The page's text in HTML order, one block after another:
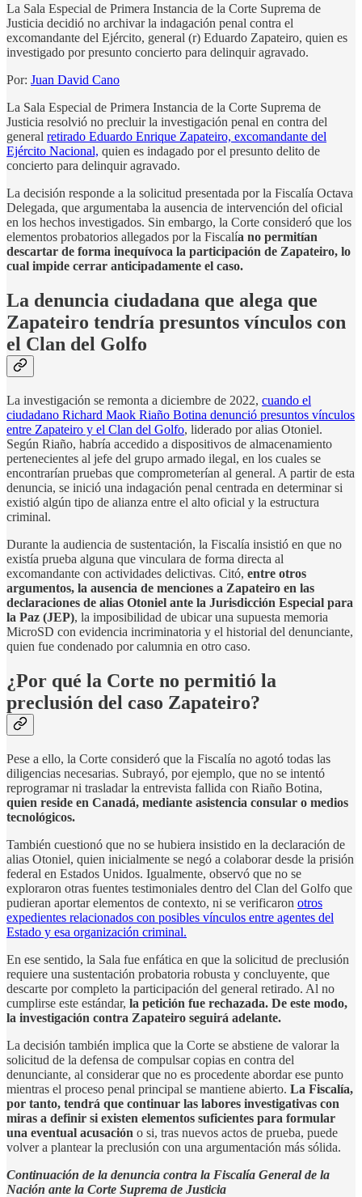
La Sala Especial de Primera Instancia de la Corte Suprema de
Justicia decidió no archivar la indagación penal contra el
excomandante del Ejército, general (r) Eduardo Zapateiro, quien es
investigado por presunto concierto para delinquir agravado.
Por: Juan David Cano
La Sala Especial de Primera Instancia de la Corte Suprema de
Justicia resolvió no precluir la investigación penal en contra del
general retirado Eduardo Enrique Zapateiro, excomandante del
Ejército Nacional, quien es indagado por el presunto delito de
concierto para delinquir agravado.
La decisión responde a la solicitud presentada por la Fiscalía Octava
Delegada, que argumentaba la ausencia de intervención del oficial
en los hechos investigados. Sin embargo, la Corte consideró que los
elementos probatorios allegados por la Fiscalía no permitían
descartar de forma inequívoca la participación de Zapateiro, lo
cual impide cerrar anticipadamente el caso.
La denuncia ciudadana que alega que
Zapateiro tendría presuntos vínculos con
el Clan del Golfo
La investigación se remonta a diciembre de 2022, cuando el
ciudadano Richard Maok Riaño Botina denunció presuntos vínculos
entre Zapateiro y el Clan del Golfo, liderado por alias Otoniel.
Según Riaño, habría accedido a dispositivos de almacenamiento
pertenecientes al jefe del grupo armado ilegal, en los cuales se
encontrarían pruebas que comprometerían al general. A partir de esta
denuncia, se inició una indagación penal centrada en determinar si
existió algún tipo de alianza entre el alto oficial y la estructura
criminal.
Durante la audiencia de sustentación, la Fiscalía insistió en que no
existía prueba alguna que vinculara de forma directa al
excomandante con actividades delictivas. Citó, entre otros
argumentos, la ausencia de menciones a Zapateiro en las
declaraciones de alias Otoniel ante la Jurisdicción Especial para
la Paz (JEP), la imposibilidad de ubicar una supuesta memoria
MicroSD con evidencia incriminatoria y el historial del denunciante,
quien fue condenado por calumnia en otro caso.
¿Por qué la Corte no permitió la
preclusión del caso Zapateiro?
Pese a ello, la Corte consideró que la Fiscalía no agotó todas las
diligencias necesarias. Subrayó, por ejemplo, que no se intentó
reprogramar ni trasladar la entrevista fallida con Riaño Botina,
quien reside en Canadá, mediante asistencia consular o medios
tecnológicos.
También cuestionó que no se hubiera insistido en la declaración de
alias Otoniel, quien inicialmente se negó a colaborar desde la prisión
federal en Estados Unidos. Igualmente, observó que no se
exploraron otras fuentes testimoniales dentro del Clan del Golfo que
pudieran aportar elementos de contexto, ni se verificaron otros
expedientes relacionados con posibles vínculos entre agentes del
Estado y esa organización criminal.
En ese sentido, la Sala fue enfática en que la solicitud de preclusión
requiere una sustentación probatoria robusta y concluyente, que
descarte por completo la participación del general retirado. Al no
cumplirse este estándar, la petición fue rechazada. De este modo,
la investigación contra Zapateiro seguirá adelante.
La decisión también implica que la Corte se abstiene de valorar la
solicitud de la defensa de compulsar copias en contra del
denunciante, al considerar que no es procedente abordar ese punto
mientras el proceso penal principal se mantiene abierto. La Fiscalía,
por tanto, tendrá que continuar las labores investigativas con
miras a definir si existen elementos suficientes para formular
una eventual acusación o si, tras nuevos actos de prueba, puede
volver a plantear la preclusión con una argumentación más sólida.
Continuación de la denuncia contra la Fiscalía General de la
Nación ante la Corte Suprema de Justicia